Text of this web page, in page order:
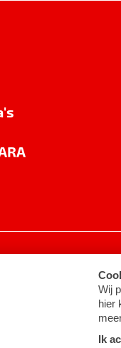
instellingen